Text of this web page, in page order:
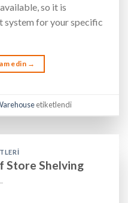
so it is
system for your specific
edin →
etiketlendi
Store Shelving